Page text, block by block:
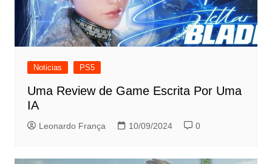
Noticias PS5
Uma Review de Game Escrita Por Uma
IA
Leonardo França 10/09/2024 0